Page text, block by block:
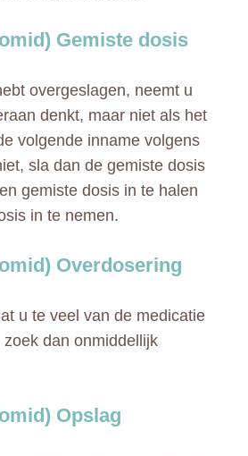
Gemiste dosis
overgeslagen, neemt u
denkt, maar niet als het
volgende inname volgens
sla dan de gemiste dosis
gemiste dosis in te halen
in te nemen.
Overdosering
u te veel van de medicatie
dan onmiddellijk
Opslag